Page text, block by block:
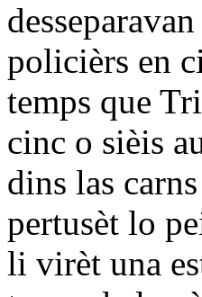
policièrs en
temps que
cinc o sièis
dins las
pertusèt lo
li virèt una